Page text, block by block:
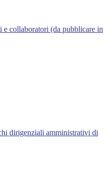
e collaboratori (da pubblicare in
dirigenziali amministrativi di